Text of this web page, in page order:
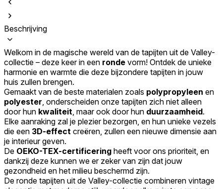
Beschrijving
Welkom in de magische wereld van de tapijten uit de Valley-
collectie – deze keer in een ronde vorm! Ontdek de unieke
harmonie en warmte die deze bijzondere tapijten in jouw
huis zullen brengen.
Gemaakt van de beste materialen zoals polypropyleen en
polyester , onderscheiden onze tapijten zich niet alleen
door hun kwaliteit , maar ook door hun duurzaamheid.
Elke aanraking zal je plezier bezorgen, en hun unieke vezels
die een 3D-effect creëren, zullen een nieuwe dimensie aan
je interieur geven.
De OEKO-TEX-certificering heeft voor ons prioriteit, en
dankzij deze kunnen we er zeker van zijn dat jouw
gezondheid en het milieu beschermd zijn.
De ronde tapijten uit de Valley-collectie combineren vintage